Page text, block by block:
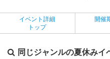
イベント詳細
トップ
開催
同じジャンルの夏休みイ